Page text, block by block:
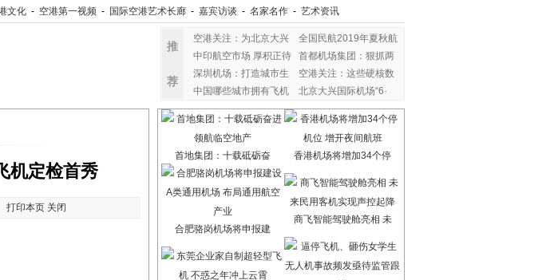
文化 - 空港第一视频 - 国际空港艺术长廊 - 嘉宾访谈 - 名家名作 - 艺术资讯
推
荐
空港关注：为北京大兴
全国民航2019年夏秋航
中印航空市场 厚积正待
首都机场集团：狠抓两
深圳机场：打造城市生
空港关注：这些硬核数
中国哪些城市拥有飞机
北京大兴国际机场“6·
机定检首秀
打印本页 关闭
首地集团：十载砥砺奋 香港机场将增加34个停
合肥骆岗机场将申报建
商飞智能驾驶舱亮相 未